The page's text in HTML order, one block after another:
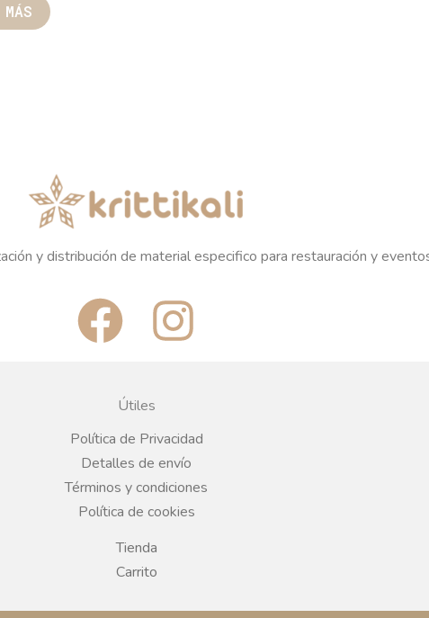
y distribución de material especifico para restauración y
F
a
c
e
b
o
o
I
n
t
a
Útiles
Política de Privacidad
Detalles de envío
Términos y condiciones
Política de cookies
Tienda
Carrito